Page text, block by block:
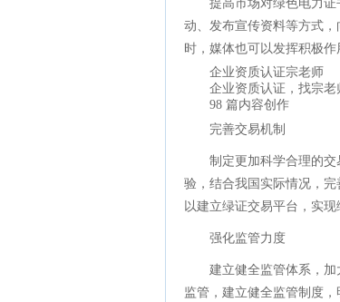
提高市场对绿色电力
动、发布宣传资料等方式
时，媒体也可以发挥积极
企业资质认证宗老师
企业资质认证，找宗老
98 篇内容创作
完善交易机制
制定更加科学合理的
验，结合我国实际情况，
以建立绿证交易平台，实
强化监管力度
建立健全监管体系，
监管，建立健全监管制度